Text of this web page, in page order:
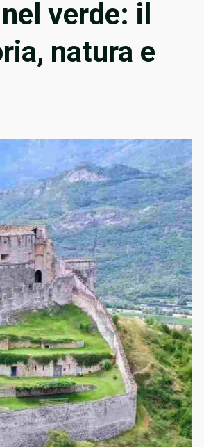
verde: il
natura e